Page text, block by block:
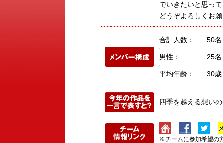
でいきたいと思っ
どうぞよろしくお
合計人数： 50名
男性： 25名
平均年齢： 30歳
四季を越える想い
※チームに参加希望の